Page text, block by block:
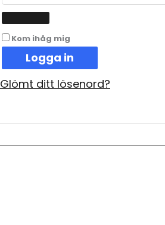
Kom ihåg mig
Logga in
Glömt ditt lösenord?